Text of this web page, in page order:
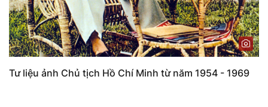
Tư liệu ảnh Chủ tịch Hồ Chí Minh từ năm 1954 - 1969